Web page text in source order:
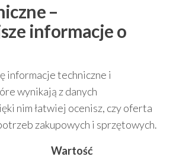
–
informacje o
informacje techniczne i
wynikają z danych
nim łatwiej ocenisz, czy oferta
zakupowych i sprzętowych.
Wartość